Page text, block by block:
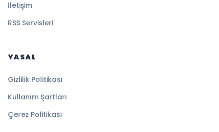
İletişim
RSS Servisleri
YASAL
Gizlilik Politikası
Kullanım Şartları
Çerez Politikası